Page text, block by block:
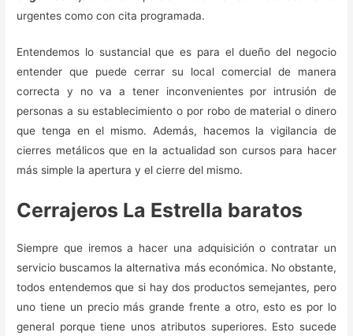
urgentes como con cita programada.
Entendemos lo sustancial que es para el dueño del negocio
entender que puede cerrar su local comercial de manera
correcta y no va a tener inconvenientes por intrusión de
personas a su establecimiento o por robo de material o dinero
que tenga en el mismo. Además, hacemos la vigilancia de
cierres metálicos que en la actualidad son cursos para hacer
más simple la apertura y el cierre del mismo.
Cerrajeros La Estrella baratos
Siempre que iremos a hacer una adquisición o contratar un
servicio buscamos la alternativa más económica. No obstante,
todos entendemos que si hay dos productos semejantes, pero
uno tiene un precio más grande frente a otro, esto es por lo
general porque tiene unos atributos superiores. Esto sucede